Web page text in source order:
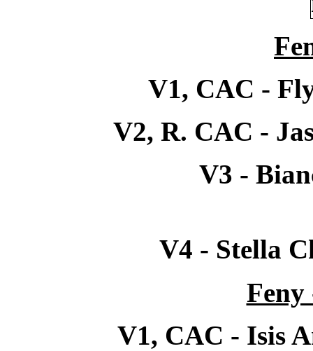
V1, CAC -
V2, R. CAC -
V3 -
V4 - Stella
V1, CAC - Isis